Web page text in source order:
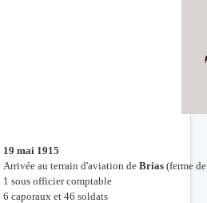
19 mai 1915
Arrivée au terrain d'aviation de Brias (ferme
1 sous officier comptable
6 caporaux et 46 soldats